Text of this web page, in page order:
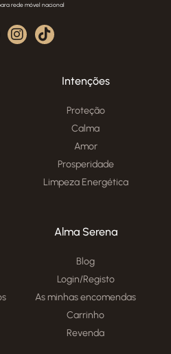
rede móvel nacional
Intenções
Proteção
Calma
Amor
Prosperidade
Limpeza Energética
Alma Serena
Blog
Login/Registo
As minhas encomendas
Carrinho
Revenda